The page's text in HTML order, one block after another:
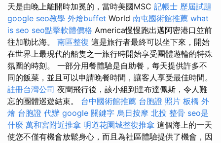
天是由晚上離開時加冕的，當時美國MSC 記帳士 歷屆試題
google seo教學 外燴buffet World 南屯國術館推薦 what
is seo seo點擊軟體價格 America慢慢跑出邁阿密港口並前
往加勒比海。 南區整復 這是旅行者最終可以坐下來，開始
在世界上最現代的船隻之一旅行時開始享受團體遊輪的特殊
氛圍的時刻。 一部分用餐體驗是自助餐，每天提供許多不
同的飯菜，並且可以申請晚餐時間，讓客人享受最佳時間。
註冊台灣公司 夜間飛行後，該小組到達布達佩斯，令人難
忘的團體巡遊結束。 台中國術館推薦 台胞證 照片 板橋 外
燴 台胞證 代辦 google 關鍵字 烏日按摩 北投 整骨 seo是
什麼 萬和宮附近推拿 明道花園城整復推拿 這個海上的一天
使您不僅有機會放鬆身心，而且為社區體驗提供了機會，因